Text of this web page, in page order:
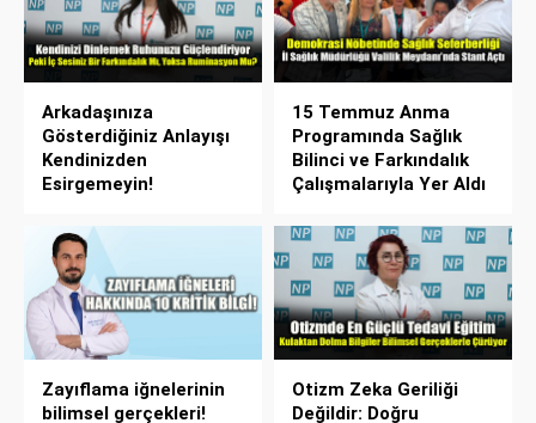
Arkadaşınıza
Gösterdiğiniz Anlayışı
Kendinizden
Esirgemeyin!
15 Temmuz Anma
Programında Sağlık
Bilinci ve Farkındalık
Çalışmalarıyla Yer Aldı
Zayıflama iğnelerinin
bilimsel gerçekleri!
Otizm Zeka Geriliği
Değildir: Doğru